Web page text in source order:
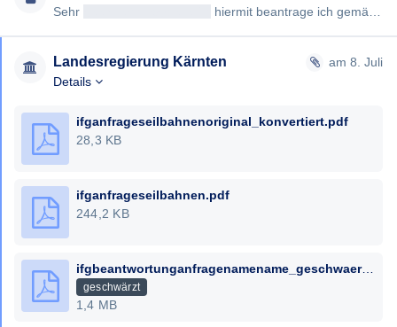
Sehr
hiermit beantrage ich gemäß § 7ff Informationsfreiheitsgesetz (IFG) die Erteilung fo…
Landesregierung Kärnten
am 8. Juli
Details
ifganfrageseilbahnenoriginal_konvertiert.pdf
28,3 KB
ifganfrageseilbahnen.pdf
244,2 KB
ifgbeantwortunganfragenamename_geschwaerzt.pdf
geschwärzt
1,4 MB